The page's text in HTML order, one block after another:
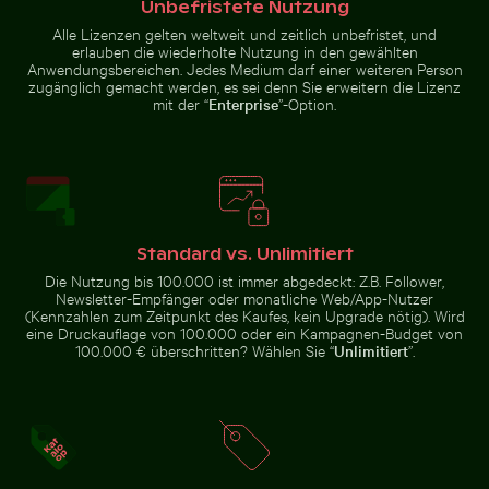
Blauer Kirchturm mit Glocke vor
klarem Himmel Junger
Kiefernbaum
auf dem
Hahneberg
Leuchtend
Rosa
Barbary-Makaken Kuscheln am Affenfelsen in Gibraltar
Barbary-Makaken
Affenfelsen in
Gibraltar
Neugierige Katze lugt unter weißem
Neugierige Katze lugt unter weißem Tuch hervor
Frische Tomaten tauchen ins Wasser
Wasser
Romantischer Antrag auf
von Holbox Island bei
Sonnenuntergang
Unbefristete Nutzung
Alle Lizenzen gelten weltweit und zeitlich unbefristet, und
erlauben die wiederholte Nutzung in den gewählten
Anwendungsbereichen. Jedes Medium darf einer weiteren Person
zugänglich gemacht werden, es sei denn Sie erweitern die Lizenz
mit der “Enterprise”-Option.
Standard vs. Unlimitiert
Die Nutzung bis 100.000 ist immer abgedeckt: Z.B. Follower,
Newsletter-Empfänger oder monatliche Web/App-Nutzer
(Kennzahlen zum Zeitpunkt des Kaufes, kein Upgrade nötig). Wird
eine Druckauflage von 100.000 oder ein Kampagnen-Budget von
100.000 € überschritten? Wählen Sie “Unlimitiert”.